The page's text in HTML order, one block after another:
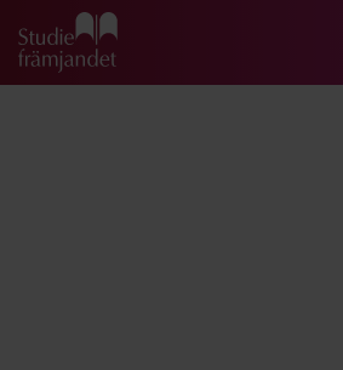
Gå till studiefrämjandets startsida